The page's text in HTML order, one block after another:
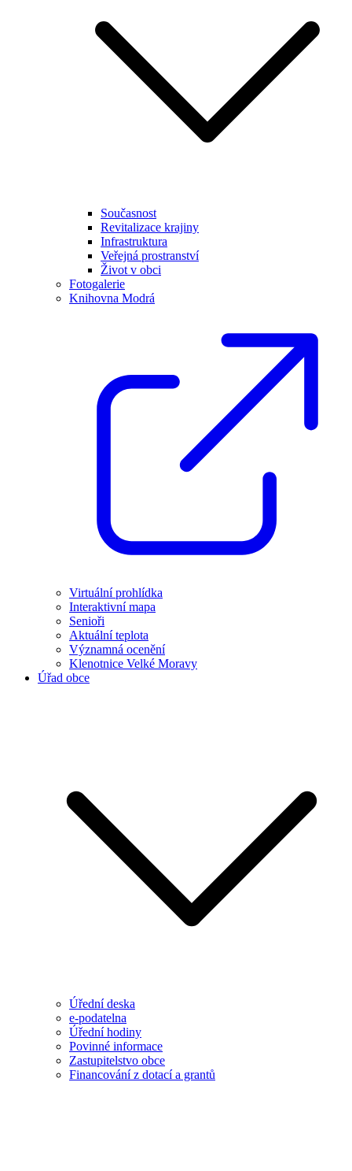
Současnost
Revitalizace krajiny
Infrastruktura
Veřejná prostranství
Život v obci
Fotogalerie
Knihovna Modrá
Virtuální prohlídka
Interaktivní mapa
Senioři
Aktuální teplota
Významná ocenění
Klenotnice Velké Moravy
Úřad obce
Úřední deska
e-podatelna
Úřední hodiny
Povinné informace
Zastupitelstvo obce
Financování z dotací a grantů